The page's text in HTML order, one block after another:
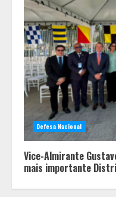
Defesa Nacional
Vice-Almirante
mais importante